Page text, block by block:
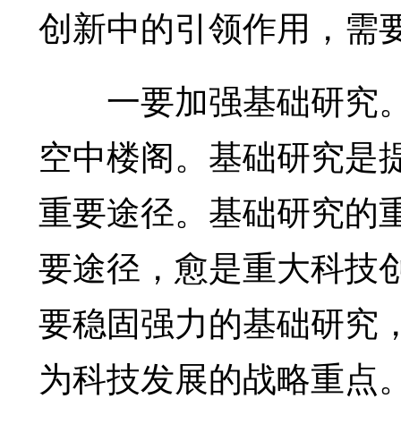
创新中的引领作用，需
一要加强基础研究
空中楼阁。基础研究是
重要途径。基础研究的
要途径，愈是重大科技
要稳固强力的基础研究
为科技发展的战略重点